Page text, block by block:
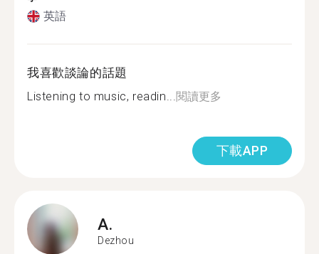
英語
我喜歡談論的話題
Listening to music, readin...閱讀更多
下載APP
A.
Dezhou